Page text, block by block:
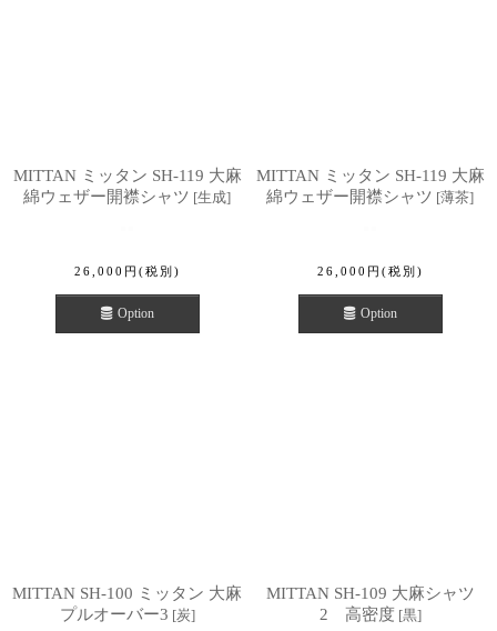
MITTAN ミッタン SH-119 大麻
綿ウェザー開襟シャツ [生成]
26,000 円 (税別)
Option
MITTAN ミッタン SH-119 大麻
綿ウェザー開襟シャツ [薄茶]
26,000 円 (税別)
Option
MITTAN SH-100 ミッタン 大麻
プルオーバー3 [炭]
MITTAN SH-109 大麻シャツ
2 高密度 [黒]